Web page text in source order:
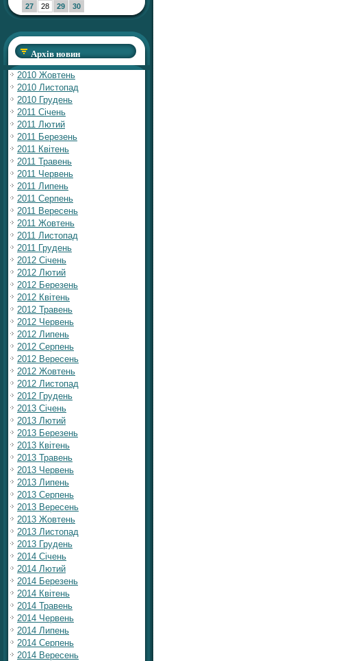
27
28 29 30
Архів новин
2010 Жовтень
2010 Листопад
2010 Грудень
2011 Січень
2011 Лютий
2011 Березень
2011 Квітень
2011 Травень
2011 Червень
2011 Липень
2011 Серпень
2011 Вересень
2011 Жовтень
2011 Листопад
2011 Грудень
2012 Січень
2012 Лютий
2012 Березень
2012 Квітень
2012 Травень
2012 Червень
2012 Липень
2012 Серпень
2012 Вересень
2012 Жовтень
2012 Листопад
2012 Грудень
2013 Січень
2013 Лютий
2013 Березень
2013 Квітень
2013 Травень
2013 Червень
2013 Липень
2013 Серпень
2013 Вересень
2013 Жовтень
2013 Листопад
2013 Грудень
2014 Січень
2014 Лютий
2014 Березень
2014 Квітень
2014 Травень
2014 Червень
2014 Липень
2014 Серпень
2014 Вересень